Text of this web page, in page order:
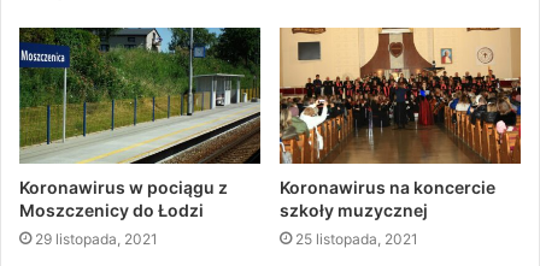
Koronawirus w pociągu z
Moszczenicy do Łodzi
29 listopada, 2021
Koronawirus na koncercie
szkoły muzycznej
25 listopada, 2021